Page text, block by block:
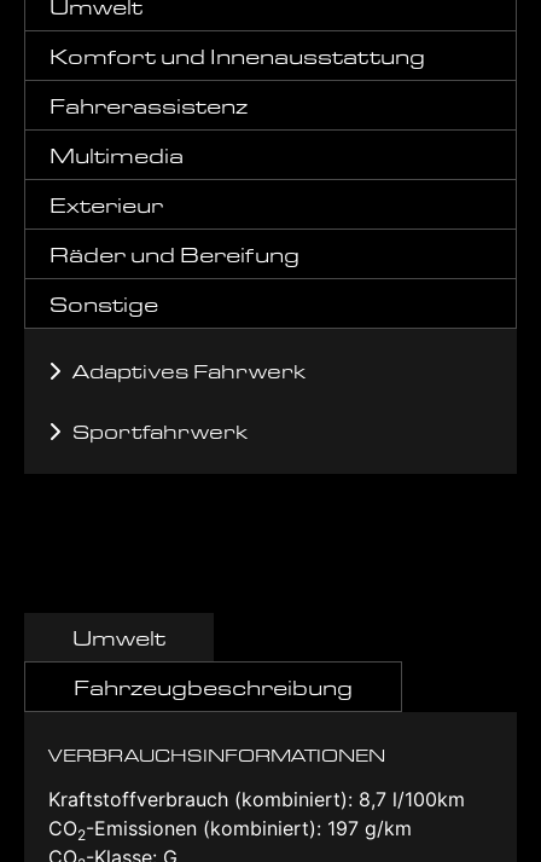
Umwelt
Komfort und Innenausstattung
Fahrerassistenz
Multimedia
Exterieur
Räder und Bereifung
Sonstige
Adaptives Fahrwerk
Sportfahrwerk
Umwelt
Fahrzeugbeschreibung
VERBRAUCHSINFORMATIONEN
Kraftstoffverbrauch (kombiniert): 8,7 l/100km
CO2-Emissionen (kombiniert): 197 g/km